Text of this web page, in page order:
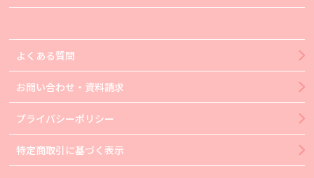
よくある質問
お問い合わせ・資料請求
プライバシーポリシー
特定商取引に基づく表示